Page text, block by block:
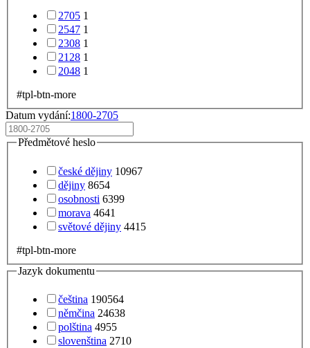
2705 1
2547 1
2308 1
2128 1
2048 1
#tpl-btn-more
Datum vydání:1800-2705
Předmětové heslo
české dějiny 10967
dějiny 8654
osobnosti 6399
morava 4641
světové dějiny 4415
#tpl-btn-more
Jazyk dokumentu
čeština 190564
němčina 24638
polština 4955
slovenština 2710